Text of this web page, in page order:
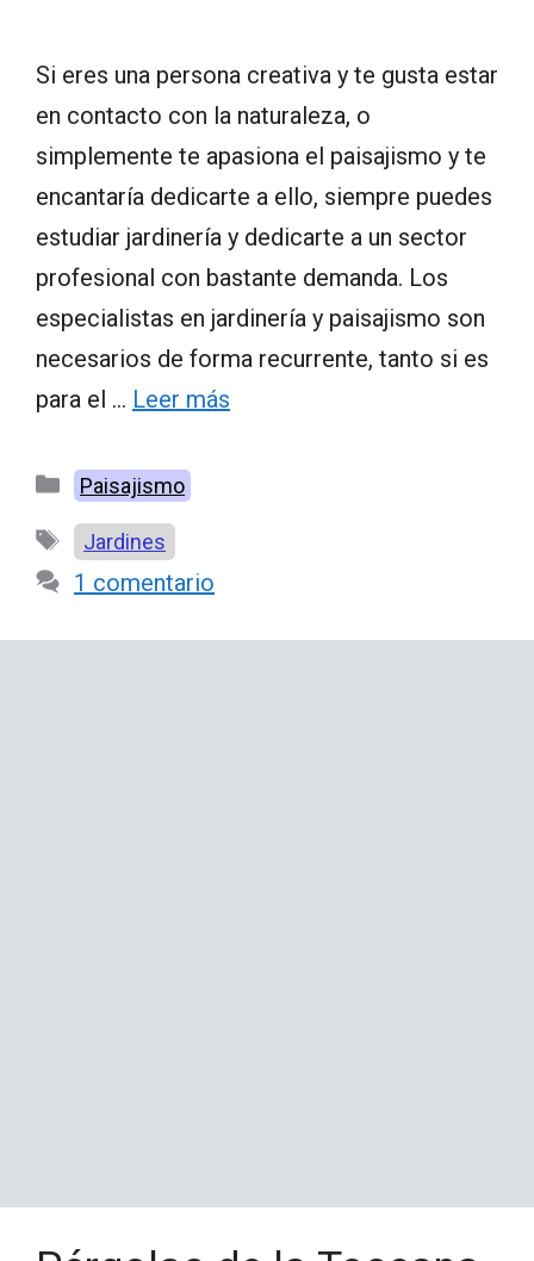
Si eres una persona creativa y te gusta estar
en contacto con la naturaleza, o
simplemente te apasiona el paisajismo y te
encantaría dedicarte a ello, siempre puedes
estudiar jardinería y dedicarte a un sector
profesional con bastante demanda. Los
especialistas en jardinería y paisajismo son
necesarios de forma recurrente, tanto si es
para el … Leer más
Categorías
Paisajismo
Etiquetas
Jardines
1 comentario